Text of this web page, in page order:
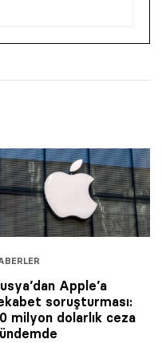
Apple’a
soruşturması:
milyon dolarlık ceza